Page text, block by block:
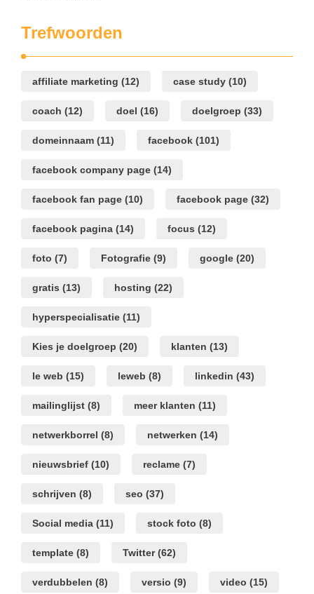
Trefwoorden
affiliate marketing (12) case study (10)
coach (12) doel (16) doelgroep (33)
domeinnaam (11) facebook (101)
facebook company page (14)
facebook fan page (10) facebook page (32)
facebook pagina (14) focus (12)
foto (7) Fotografie (9) google (20)
gratis (13) hosting (22)
hyperspecialisatie (11)
Kies je doelgroep (20) klanten (13)
le web (15) leweb (8) linkedin (43)
mailinglijst (8) meer klanten (11)
netwerkborrel (8) netwerken (14)
nieuwsbrief (10) reclame (7)
schrijven (8) seo (37)
Social media (11) stock foto (8)
template (8) Twitter(62)
verdubbelen (8) versio (9) video (15)